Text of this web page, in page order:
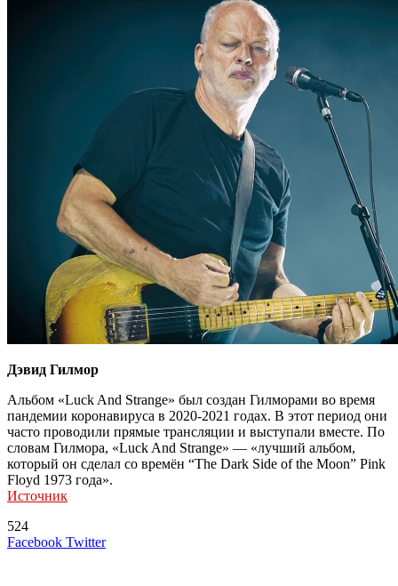
Дэвид Гилмор
Альбом «Luck And Strange» был создан Гилморами во время
пандемии коронавируса в 2020-2021 годах. В этот период они
часто проводили прямые трансляции и выступали вместе. По
словам Гилмора, «Luck And Strange» — «лучший альбом,
который он сделал со времён “The Dark Side of the Moon” Pink
Floyd 1973 года».
Источник
524
Facebook TwitterLinkedIn
Tumblr
Reddit
Вконтакте
Одноклассники
Skype
Messenger
Messenger
WhatsApp
Telegram
Viber
Line
Поделиться
Печатать